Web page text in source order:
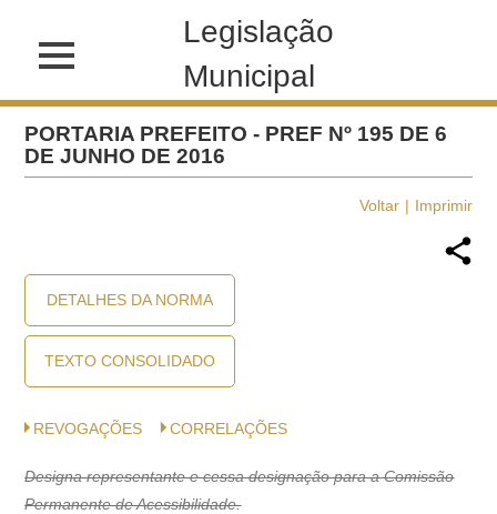
Legislação
Municipal
PORTARIA PREFEITO - PREF Nº 195 DE 6
DE JUNHO DE 2016
Voltar Imprimir
DETALHES DA NORMA
TEXTO CONSOLIDADO
REVOGAÇÕES CORRELAÇÕES
Designa representante e cessa designação para a Comissão
Permanente de Acessibilidade.